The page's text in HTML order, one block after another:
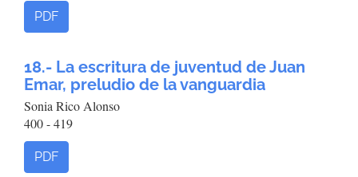
PDF
18.- La escritura de juventud de Juan
Emar, preludio de la vanguardia
Sonia Rico Alonso
400 - 419
PDF